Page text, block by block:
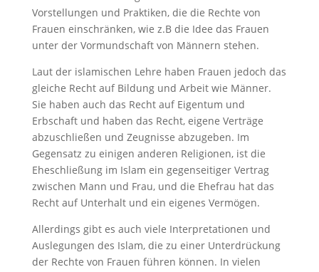
Vorstellungen und Praktiken, die die Rechte von
Frauen einschränken, wie z.B die Idee das Frauen
unter der Vormundschaft von Männern stehen.
Laut der islamischen Lehre haben Frauen jedoch das
gleiche Recht auf Bildung und Arbeit wie Männer.
Sie haben auch das Recht auf Eigentum und
Erbschaft und haben das Recht, eigene Verträge
abzuschließen und Zeugnisse abzugeben. Im
Gegensatz zu einigen anderen Religionen, ist die
Eheschließung im Islam ein gegenseitiger Vertrag
zwischen Mann und Frau, und die Ehefrau hat das
Recht auf Unterhalt und ein eigenes Vermögen.
Allerdings gibt es auch viele Interpretationen und
Auslegungen des Islam, die zu einer Unterdrückung
der Rechte von Frauen führen können. In vielen